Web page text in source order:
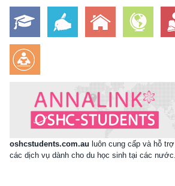
oshcstudents.com.au luôn cung cấp và hỗ trợ
các dịch vụ dành cho du học sinh tại các nước.